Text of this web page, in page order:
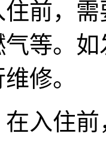
前，
等。
修。
入住